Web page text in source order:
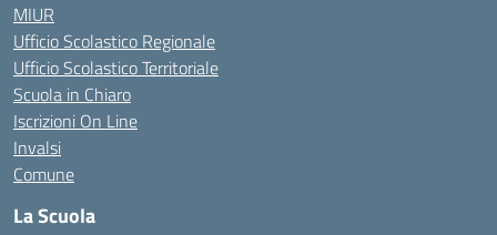
MIUR
Ufficio Scolastico Regionale
Ufficio Scolastico Territoriale
Scuola in Chiaro
Iscrizioni On Line
Invalsi
Comune
La Scuola